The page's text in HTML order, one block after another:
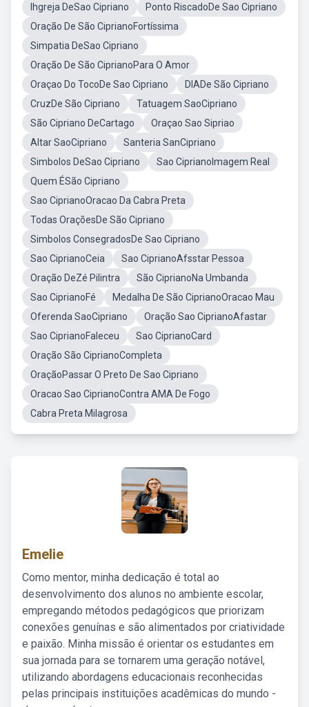
Ihgreja DeSao Cipriano
Ponto RiscadoDe Sao Cipriano
Oração De São CiprianoFortíssima
Simpatia DeSao Cipriano
Oração De São CiprianoPara O Amor
Oraçao Do TocoDe Sao Cipriano
DIADe São Cipriano
CruzDe São Cipriano
Tatuagem SaoCipriano
São Cipriano DeCartago
Oraçao Sao Sipriao
Altar SaoCipriano
Santeria SanCipriano
Simbolos DeSao Cipriano
Sao CiprianoImagem Real
Quem ÉSão Cipriano
Sao CiprianoOracao Da Cabra Preta
Todas OraçõesDe São Cipriano
Simbolos ConsegradosDe Sao Cipriano
Sao CiprianoCeia
Sao CiprianoAfsstar Pessoa
Oração DeZé Pilintra
São CiprianoNa Umbanda
Sao CiprianoFé
Medalha De São CiprianoOracao Mau
Oferenda SaoCipriano
Oração Sao CiprianoAfastar
Sao CiprianoFaleceu
Sao CiprianoCard
Oração São CiprianoCompleta
OraçãoPassar O Preto De Sao Cipriano
Oracao Sao CiprianoContra AMA De Fogo
Cabra Preta Milagrosa
Emelie
Como mentor, minha dedicação é total ao
desenvolvimento dos alunos no ambiente escolar,
empregando métodos pedagógicos que priorizam
conexões genuínas e são alimentados por criatividade
e paixão. Minha missão é orientar os estudantes em
sua jornada para se tornarem uma geração notável,
utilizando abordagens educacionais reconhecidas
pelas principais instituições acadêmicas do mundo -